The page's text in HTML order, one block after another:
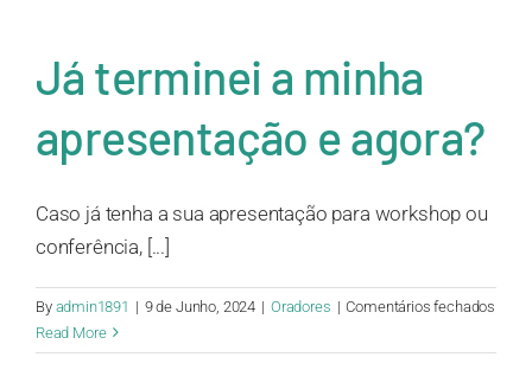
Já terminei a minha
apresentação e agora?
Caso já tenha a sua apresentação para workshop ou
conferência, [...]
By admin1891 | 9 de Junho, 2024 | Oradores | Comentários fechados
Read More